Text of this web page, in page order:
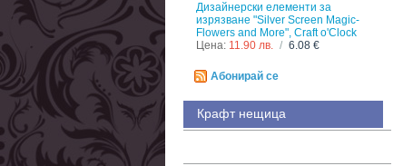
Дизайнерски елементи за
изрязване "Silver Screen Magic-
Flowers and More", Craft o'Clock
Цена: 11.90 лв. / 6.08 €
Абонирай се
Крафт нещица